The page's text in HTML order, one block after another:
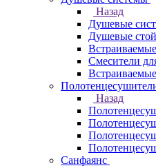
Назад
Душевые
Душевые
Смесители
Назад
Санфаянс